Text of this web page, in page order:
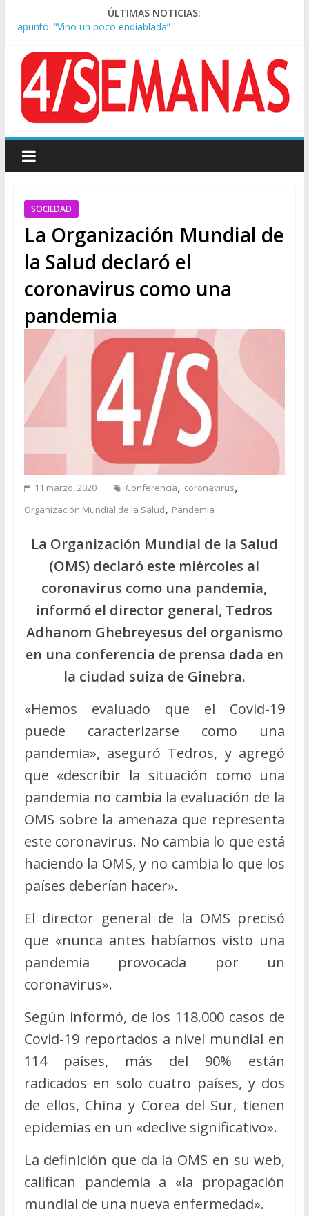
ÚLTIMAS NOTICIAS:
Kicillof asistió a San Cayetano y criticó al Gobierno por la ley
Condenaron a la red social Meta a pagar US$567 millones por
afectar la salud mental de niños
Represión frente al Congreso: tres detenidos durante la
protesta contra la Ley de Propiedad Privada
Sturzenegger defendió la Ley de Tierras y lamentó el retiro
del capítulo de extranjerización
Tras la aprobación de la ley de propiedad privada, Bullrich
apuntó: “Vino un poco endiablada”
SOCIEDAD
La Organización Mundial de
la Salud declaró el
coronavirus como una
pandemia
11 marzo, 2020 Conferencia, coronavirus,
Organización Mundial de la Salud, Pandemia
La Organización Mundial de la Salud
(OMS) declaró este miércoles al
coronavirus como una pandemia,
informó el director general, Tedros
Adhanom Ghebreyesus del organismo
en una conferencia de prensa dada en
la ciudad suiza de Ginebra.
«Hemos evaluado que el Covid-19
puede caracterizarse como una
pandemia», aseguró Tedros, y agregó
que «describir la situación como una
pandemia no cambia la evaluación de la
OMS sobre la amenaza que representa
este coronavirus. No cambia lo que está
haciendo la OMS, y no cambia lo que los
países deberían hacer».
El director general de la OMS precisó
que «nunca antes habíamos visto una
pandemia provocada por un
coronavirus».
Según informó, de los 118.000 casos de
Covid-19 reportados a nivel mundial en
114 países, más del 90% están
radicados en solo cuatro países, y dos
de ellos, China y Corea del Sur, tienen
epidemias en un «declive significativo».
La definición que da la OMS en su web,
califican pandemia a «la propagación
mundial de una nueva enfermedad».